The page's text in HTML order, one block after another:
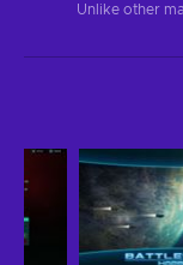
Unlike other